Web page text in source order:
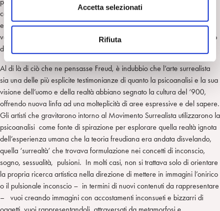
s
e
s
o
Accetta selezionati
Rifiuta
cento, come per l’alcol). Il giovane spagnolo, con i suoi occhi innocenti
e fanatici e la sua innegabile maestria tecnica, mi ha indotto ad un’altra
valutazione. Sarebbe in effetti assai interessante esaminare da un punto
di vista analitico l’origine di quell’immagine.”
Al di là di ciò che ne pensasse Freud, è indubbio che l’arte surrealista
sia una delle più esplicite testimonianze di quanto la psicoanalisi e la sua
visione dell’uomo e della realtà abbiano segnato la cultura del ‘900,
offrendo nuova linfa ad una molteplicità di aree espressive e del sapere.
Gli artisti che gravitarono intorno al Movimento Surrealista utilizzarono la
psicoanalisi come fonte di spirazione per esplorare quella realtà ignota
dell’esperienza umana che la teoria freudiana era andata disvelando,
quella ‘surrealtà’ che trovava formulazione nei concetti di inconscio,
sogno, sessualità, pulsioni. In molti casi, non si trattava solo di orientare
la propria ricerca artistica nella direzione di mettere in immagini l’onirico
o il pulsionale inconscio – in termini di nuovi contenuti da rappresentare
– vuoi creando immagini con accostamenti inconsueti e bizzarri di